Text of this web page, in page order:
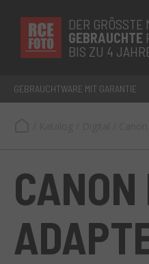
DER GRÖSSTE
GEBRAUCHTE
BIS ZU 4
GEBRAUCHTWARE MIT GARANTIE
CANON